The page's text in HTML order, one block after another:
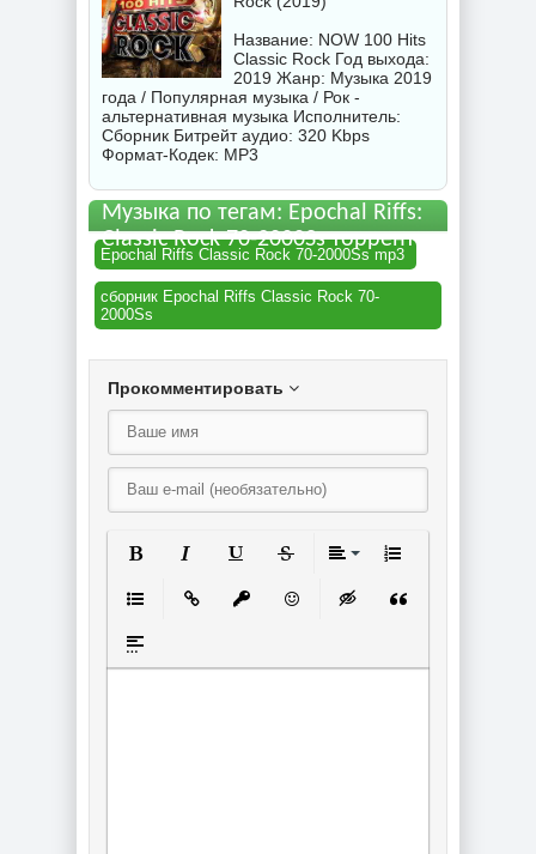
Название: NOW 100 Hits
Classic Rock Год выхода:
2019 Жанр: Музыка 2019
года / Популярная музыка / Рок -
альтернативная музыка Исполнитель:
Сборник Битрейт аудио: 320 Kbps
Формат-Кодек: MP3
Музыка по тегам: Epochal Riffs:
Classic Rock 70-2000Ss торрент
Epochal Riffs Classic Rock 70-2000Ss mp3
сборник Epochal Riffs Classic Rock 70-
2000Ss
Прокомментировать
Вставка спойлера